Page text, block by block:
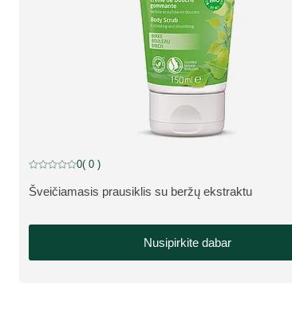
APIE PRODUKTĄ:
Šveičiamasis prausiklis su beržų ekstraktu
Dabartinis įvertinimas: 0 iš 5 žvaigždučių įvertino 0 klientų
0( 0 )
Nusipirkite dabar